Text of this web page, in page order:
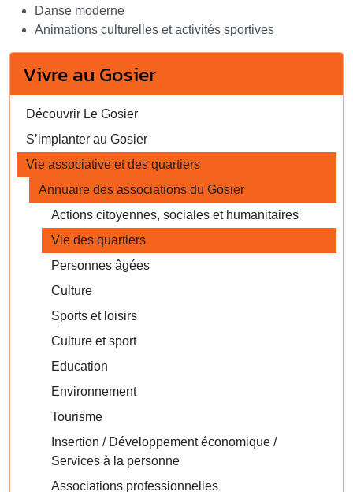
Danse moderne
Animations culturelles et activités sportives
Vivre au Gosier
Découvrir Le Gosier
S’implanter au Gosier
Vie associative et des quartiers
Annuaire des associations du Gosier
Actions citoyennes, sociales et humanitaires
Vie des quartiers
Personnes âgées
Culture
Sports et loisirs
Culture et sport
Education
Environnement
Tourisme
Insertion / Développement économique /
Services à la personne
Associations professionnelles